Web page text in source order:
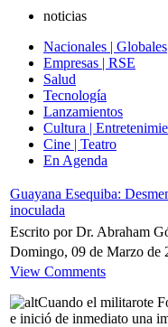
noticias
Nacionales | Globales
Empresas | RSE
Salud
Tecnología
Lanzamientos
Cultura |
Cine | Teatro
En Agenda
Guayana Esequiba:
inoculada
Escrito por Dr. Abraham
Domingo, 09 de Marzo de
View Comments
Cuando el militarote
e inició de inmediato una